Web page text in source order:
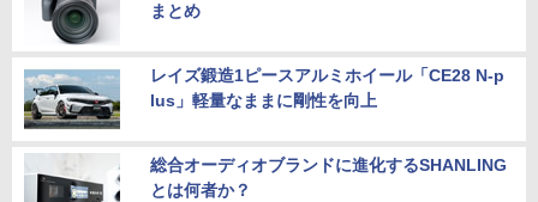
まとめ
レイズ鍛造1ピースアルミホイール「CE28 N-p
lus」軽量なままに剛性を向上
総合オーディオブランドに進化するSHANLING
とは何者か？